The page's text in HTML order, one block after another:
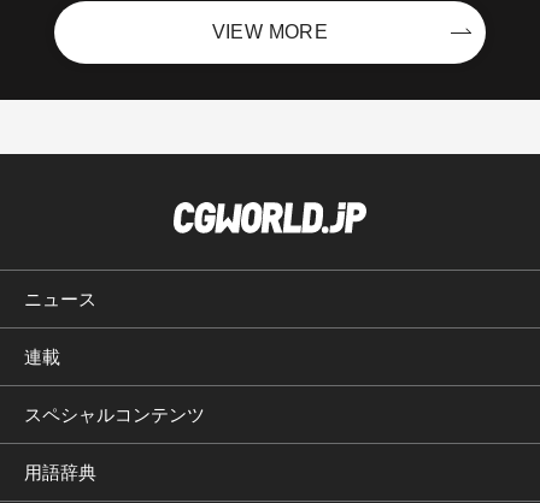
VIEW MORE
ニュース
連載
スペシャルコンテンツ
用語辞典